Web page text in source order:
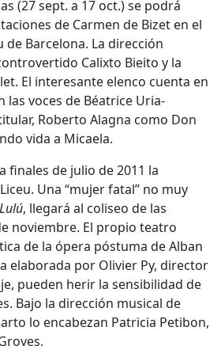
(27 sept. a 17 oct.) se podrá
de Carmen de Bizet en el
de Barcelona. La dirección
Calixto Bieito y la
El interesante elenco cuenta en
voces de Béatrice Uria-
Roberto Alagna como Don
vida a Micaela.
finales de julio de 2011 la
Una “mujer fatal” no muy
Lulú, llegará al coliseo de las
noviembre. El propio teatro
de la ópera póstuma de Alban
elaborada por Olivier Py, director
pueden herir la sensibilidad de
Bajo la dirección musical de
lo encabezan Patricia Petibon,